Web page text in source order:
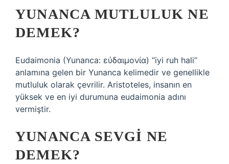
YUNANCA MUTLULUK NE
DEMEK?
Eudaimonia (Yunanca: εὐδαιμονία) “iyi ruh hali”
anlamına gelen bir Yunanca kelimedir ve genellikle
mutluluk olarak çevrilir. Aristoteles, insanın en
yüksek ve en iyi durumuna eudaimonia adını
vermiştir.
YUNANCA SEVGI NE
DEMEK?